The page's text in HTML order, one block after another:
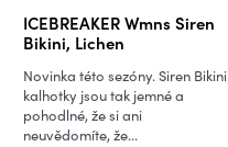
ICEBREAKER Wmns Siren
Bikini, Lichen
Průměrné
hodnocení
produktu
je
5,0
Novinka této sezóny. Siren Bikini
kalhotky jsou tak jemné a
pohodlné, že si ani
neuvědomíte, že...